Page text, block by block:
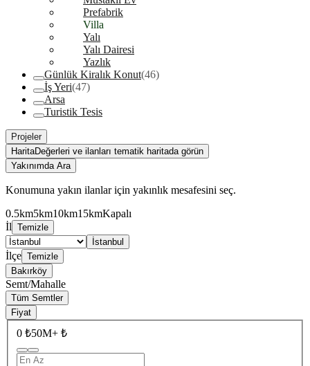
Prefabrik
Villa
Yalı
Yalı Dairesi
Yazlık
Günlük Kiralık Konut(46)
İş Yeri(47)
Arsa
Turistik Tesis
Projeler
HaritaDeğerleri ve ilanları tematik haritada görün
Yakınımda Ara
Konumuna yakın ilanlar için yakınlık mesafesini seç.
0.5km5km10km15kmKapalı
İl Temizle
İstanbul
İlçe Temizle
Bakırköy
Semt/Mahalle
Tüm Semtler
Fiyat
0 ₺50M+ ₺